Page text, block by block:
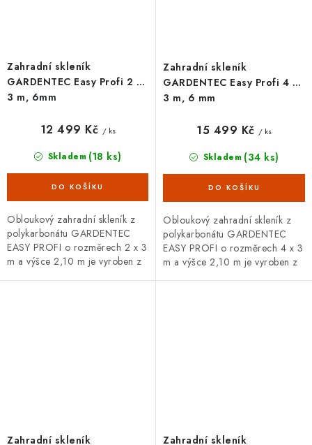
Zahradní skleník
GARDENTEC Easy Profi 2 x
3 m, 6mm
Skladem (18 ks)
12 499 Kč / ks
Obloukový zahradní skleník z
polykarbonátu GARDENTEC
EASY PROFI o rozměrech 2 x 3
m a výšce 2,10 m je vyroben z
Zahradní skleník
GARDENTEC Easy Profi 4 x
3 m, 6 mm
Skladem (34 ks)
15 499 Kč / ks
Obloukový zahradní skleník z
polykarbonátu GARDENTEC
EASY PROFI o rozměrech 4 x 3
m a výšce 2,10 m je vyroben z
Zahradní skleník
Zahradní skleník